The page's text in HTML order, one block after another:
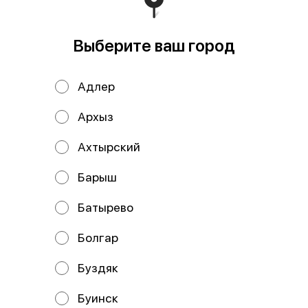
Пицца Охотничья
В корзину
Состав: Тесто, сыр моцарелла, соус красный,
шампиньоны, помидоры, лук красный, колбаски
охотничьи, огурцы маринованные.
Мы рекомендуем
Выберите ваш город
Адлер
Архыз
Ахтырский
Барыш
Батырево
Болгар
Буздяк
Буинск